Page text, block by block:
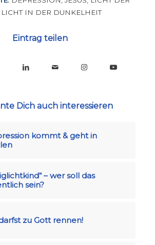
LICHT IN DER DUNKELHEIT
Eintrag teilen
Dich auch interessieren
kommt & geht in
– wer soll das
sein?
zu Gott rennen!